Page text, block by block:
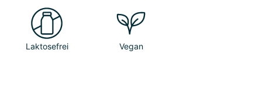
Laktosefrei Vegan